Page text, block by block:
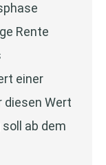
Rente
einer
diesen Wert
ab dem